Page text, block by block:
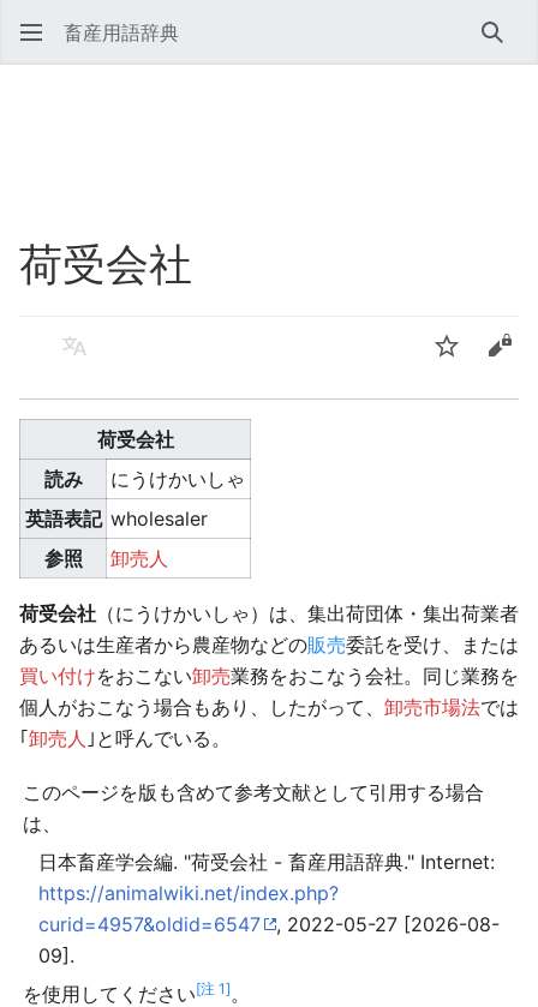
畜産用語辞典 検索
荷受会社
言語 ウォッチソ
荷受会社
読み
にうけかいしゃ
英語表記 wholesaler
参照
卸売人
荷受会社 （にうけかいしゃ）は、集出荷団体・集出荷業者
あるいは生産者から農産物などの販売委託を受け、または
買い付けをおこない卸売業務をおこなう会社。同じ業務を
個人がおこなう場合もあり、したがって、 卸売市場法では
｢卸売人 ｣と呼んでいる。
このページを版も含めて参考文献として引用する場合
は、
日本畜産学会編. "荷受会社 - 畜産用語辞典." Internet:
https://animalwiki.net/index.php?
curid=4957&oldid=6547
, 2022-05-27 [2026-08-
09].
を使用してください[注 1]。